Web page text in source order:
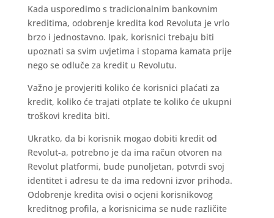
Kada usporedimo s tradicionalnim bankovnim
kreditima, odobrenje kredita kod Revoluta je vrlo
brzo i jednostavno. Ipak, korisnici trebaju biti
upoznati sa svim uvjetima i stopama kamata prije
nego se odluče za kredit u Revolutu.
Važno je provjeriti koliko će korisnici plaćati za
kredit, koliko će trajati otplate te koliko će ukupni
troškovi kredita biti.
Ukratko, da bi korisnik mogao dobiti kredit od
Revolut-a, potrebno je da ima račun otvoren na
Revolut platformi, bude punoljetan, potvrdi svoj
identitet i adresu te da ima redovni izvor prihoda.
Odobrenje kredita ovisi o ocjeni korisnikovog
kreditnog profila, a korisnicima se nude različite